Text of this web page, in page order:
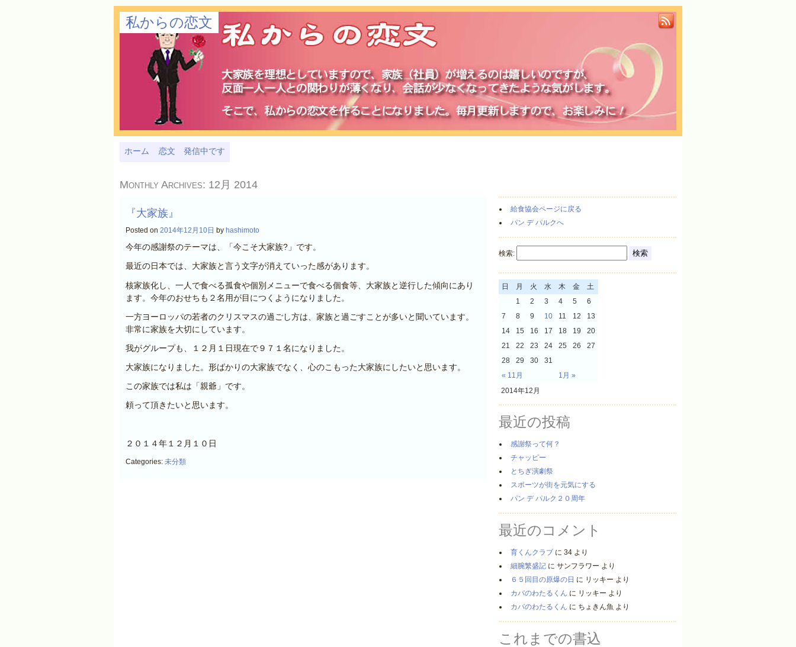
私からの恋文
ホーム 恋文 発信中です
Monthly Archives: 12月 2014
『大家族』
Posted on 2014年12月10日 by hashimoto
今年の感謝祭のテーマは、「今こそ大家族?」です。
最近の日本では、大家族と言う文字が消えていった感があります。
核家族化し、一人で食べる孤食や個別メニューで食べる個食等、大家族と逆行した傾向にあり
ます。今年のおせちも２名用が目につくようになりました。
一方ヨーロッパの若者のクリスマスの過ごし方は、家族と過ごすことが多いと聞いています。
非常に家族を大切にしています。
我がグループも、１２月１日現在で９７１名になりました。
大家族になりました。形ばかりの大家族でなく、心のこもった大家族にしたいと思います。
この家族では私は「親爺」です。
頼って頂きたいと思います。
２０１４年１２月１０日
Categories: 未分類
給食協会ページに戻る
パン デ パルクへ
検索:
2014年12月
日 月 火 水 木 金 土
« 11月 1月 »
1 2 3 4 5
6
7
8 9 10 11 12
13
14
15 16 17 18 19
20
21
22 23 24 25 26
27
28
29 30 31
最近の投稿
感謝祭って何？
チャッピー
とちぎ演劇祭
スポーツが街を元気にする
パン デ パルク２０周年
最近のコメント
育くんクラブ に 34 より
細腕繁盛記 に サンフラワー より
６５回目の原爆の日 に リッキー より
カバのわたるくん に リッキー より
カバのわたるくん に ちょきん魚 より
これまでの書込